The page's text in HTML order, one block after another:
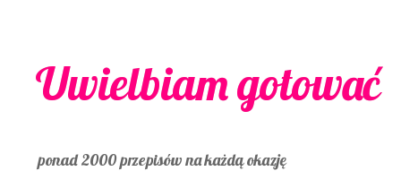
Uwielbiam gotować
ponad 2000 przepisów na każdą okazję